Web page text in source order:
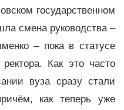
государственном
смена руководства –
– пока в статусе
Как это часто
вуза сразу стали
как теперь уже